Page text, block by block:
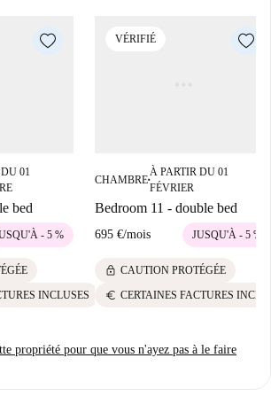
animé de Madrid offrant un large choix de
Des établissements méditerranéens comme El 3
01
bed
- 5 %
INCLUSES
VÉRIFIÉ
CHAMBRE■
À PARTIR DU 01
FÉVRIER
Bedroom 11 - double bed
695 €/mois JUSQU'À - 5 %
lock CAUTION PROTÉGÉE
euro CERTAINES FACTURES
propriété pour que vous n'ayez pas à le faire